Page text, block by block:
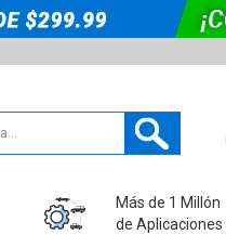
Más de 1 Millón
de Aplicaciones